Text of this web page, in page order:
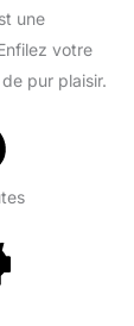
une
votre
pur plaisir.